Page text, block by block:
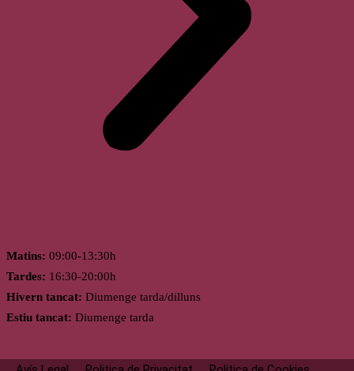
Matins: 09:00-13:30h
Tardes: 16:30-20:00h
Hivern tancat: Diumenge tarda/dilluns
Estiu tancat: Diumenge tarda